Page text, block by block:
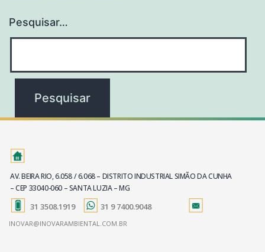
Pesquisar…
AV. BEIRA RIO, 6.058 / 6.068 – DISTRITO INDUSTRIAL SIMÃO DA CUNHA
– CEP 33040-060 – SANTA LUZIA – MG
31 3508.1919 31 9 7400.9048
INOVAR@INOVARAMBIENTAL.COM.BR